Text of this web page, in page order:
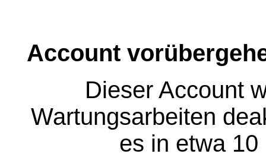
Account
Dieser Account
Wartungsarbeiten
es in etwa